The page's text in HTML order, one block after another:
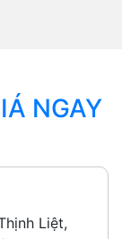
NGAY
Liệt,